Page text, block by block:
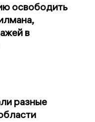
освободить
в
разные